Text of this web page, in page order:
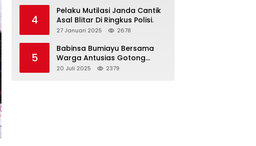
4
Pelaku Mutilasi Janda Cantik
Asal Blitar Di Ringkus Polisi.
27 Januari 2025 2678
5
Babinsa Bumiayu Bersama
Warga Antusias Gotong
Royong Bersihkan Jalan
20 Juli 2025 2379